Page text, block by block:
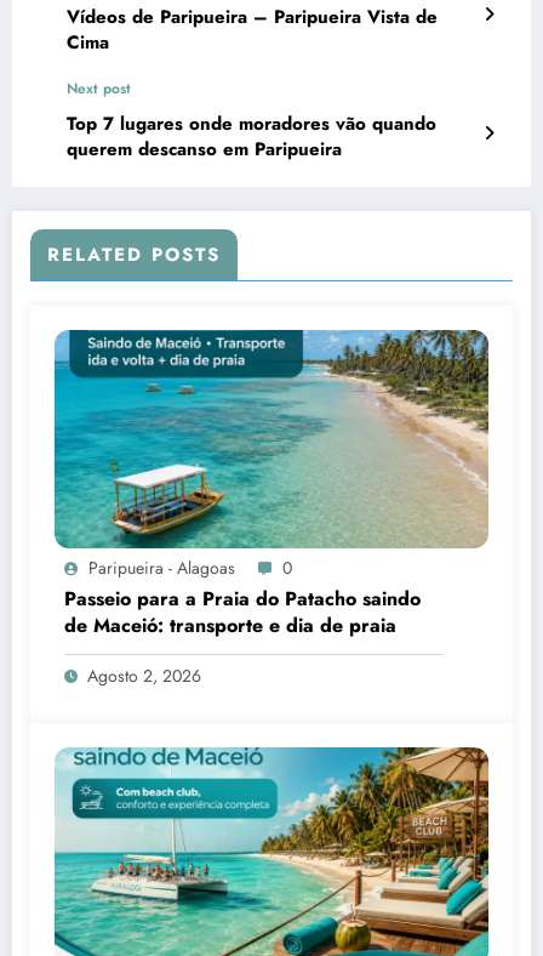
Vídeos de Paripueira – Paripueira Vista de
Cima
Next post
Top 7 lugares onde moradores vão quando
querem descanso em Paripueira
RELATED POSTS
Paripueira - Alagoas 0
Passeio para a Praia do Patacho saindo
de Maceió: transporte e dia de praia
Agosto 2, 2026